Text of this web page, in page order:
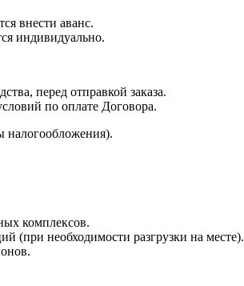
внести аванс.
индивидуально.
перед отправкой заказа.
по оплате Договора.
налогообложения).
комплексов.
(при необходимости разгрузки на месте).